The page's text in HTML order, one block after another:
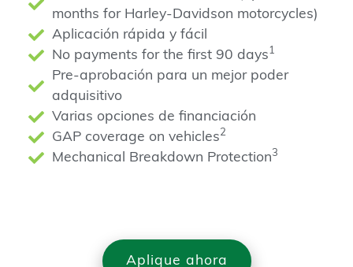
months for Harley-Davidson motorcycles)
Aplicación rápida y fácil
No payments for the first 90 days1
Pre-aprobación para un mejor poder
adquisitivo
Varias opciones de financiación
GAP coverage on vehicles2
Mechanical Breakdown Protection3
Aplique ahora